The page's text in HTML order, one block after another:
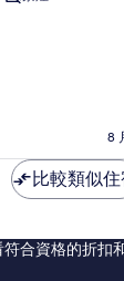
8
比較類似
合資格的折扣